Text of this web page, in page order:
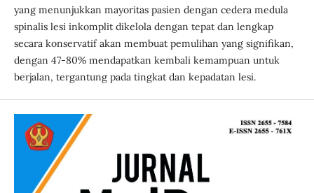
yang menunjukkan mayoritas pasien dengan cedera medula
spinalis lesi inkomplit dikelola dengan tepat dan lengkap
secara konservatif akan membuat pemulihan yang signifikan,
dengan 47-80% mendapatkan kembali kemampuan untuk
berjalan, tergantung pada tingkat dan kepadatan lesi.